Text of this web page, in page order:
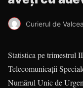
Curierul de Valcea
Statistica pe trimestrul
Teleco­mu­nicaţii
Numărul Unic de